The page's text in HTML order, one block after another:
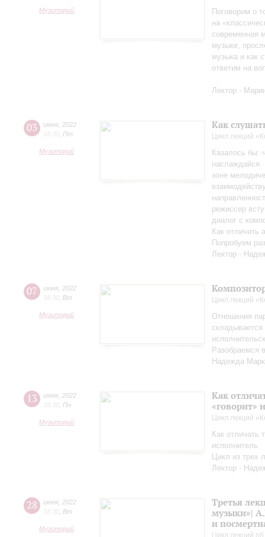
Музиторий
Поговорим о
на
современная
музыке,
музыка и как
ответим на
Лектор -
03 июня 2022
18:30 Пт
Музиторий
Как
Цикл лекций
Казалось бы:
наслаждайся.
зоне
режиссер
диалог с
Как отличить
Попробуем
Лектор -
07 июня 2022
18:30 Вт
Музиторий
Цикл лекций
Отношения
Разобраемся
Надежда
13 июня 2022
18:30 Пн
Музиторий
Как
«говорит»
Цикл лекций
Как отличать
исполнитель
Цикл из трех
Лектор -
28 июня 2022
18:30 Вт
Музиторий
Третья
музыки»|
и
Цикл лекций